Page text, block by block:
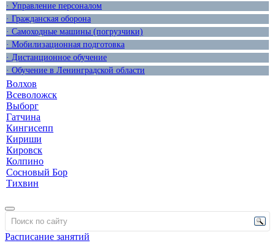
· Управление персоналом
· Гражданская оборона
· Самоходные машины (погрузчики)
· Мобилизационная подготовка
· Дистанционное обучение
· Обучение в Ленинградской области
Волхов
Всеволожск
Выборг
Гатчина
Кингисепп
Кириши
Кировск
Колпино
Сосновый Бор
Тихвин
Расписание занятий